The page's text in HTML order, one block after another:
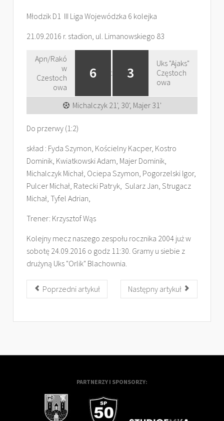
Młodzik D1 III Liga Wojewódzka 6 kolejka
21.09.2016 r. stadion, ul. Limanowskiego 83
Apn/Rakó
w
Czestoch
owa
6 : 3
Uks "Ajaks"
Częstoch
owa
Michalczyk 21', 30', Majer 31'
Do przerwy (1:2)
skład : Fyda Szymon, Kościelny Kacper, Kostro
Dominik, Kwiatkowski Adam, Majer Dominik,
Michalczyk Michał, Ociepa Szymon, Pogorzelski Igor,
Pulcer Michał, Ratecki Patryk, Sularz Jan, Strugacz
Michał, Tyfel Adrian,
Trener: Krzysztof Wąs
Kolejny mecz naszego zespołu rocznika 2004 już w
sobotę 24.09.2016 o godz 11:30. Gramy u siebie z
drużyną Uks "Orlik" Blachownia.
Poprzedni artykuł Następny artykuł
PARTNERZY I SPONSORZY: